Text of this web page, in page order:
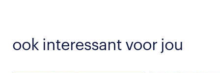
ook interessant voor jou